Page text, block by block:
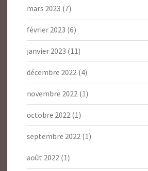
mars 2023 (7)
février 2023 (6)
janvier 2023 (11)
décembre 2022 (4)
novembre 2022 (1)
octobre 2022 (1)
septembre 2022 (1)
août 2022 (1)